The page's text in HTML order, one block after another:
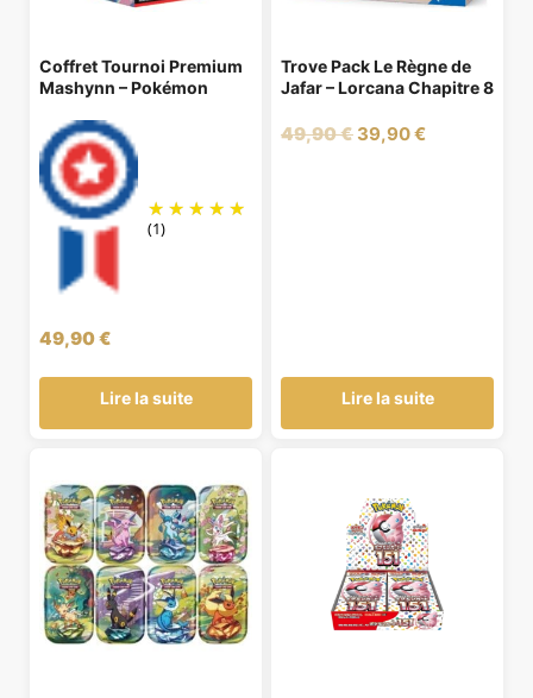
Coffret Tournoi Premium
Mashynn – Pokémon
(1)
49,90€
Lire la suite
Trove Pack Le Règne de
Jafar – Lorcana Chapitre 8
49,90€ Le
39,90€Le
Lire la suite